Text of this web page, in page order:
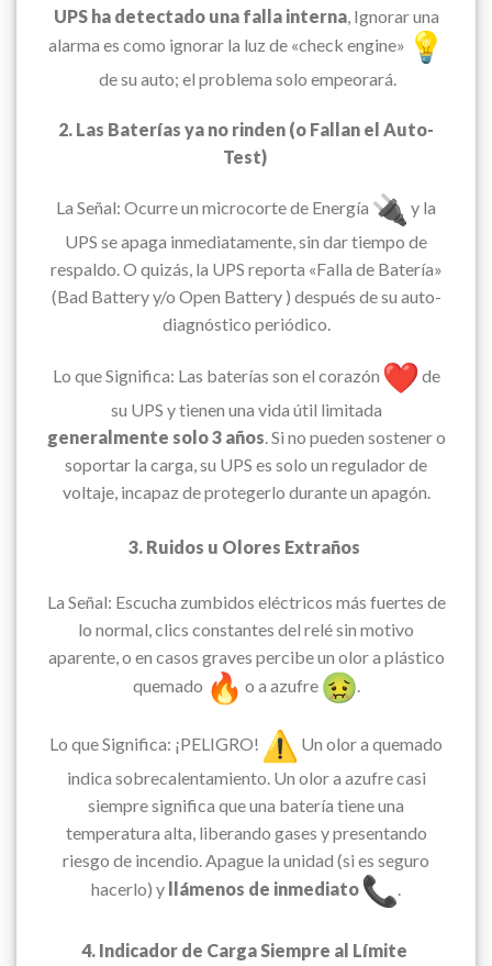
UPS ha detectado una falla interna, Ignorar una
alarma es como ignorar la luz de «check engine»
de su auto; el problema solo empeorará.
2. Las Baterías ya no rinden (o Fallan el Auto-
Test)
La Señal: Ocurre un microcorte de Energía
y la
UPS se apaga inmediatamente, sin dar tiempo de
respaldo. O quizás, la UPS reporta «Falla de Batería»
(Bad Battery y/o Open Battery ) después de su auto-
diagnóstico periódico.
Lo que Significa: Las baterías son el corazón
de
su UPS y tienen una vida útil limitada
generalmente solo 3 años. Si no pueden sostener o
soportar la carga, su UPS es solo un regulador de
voltaje, incapaz de protegerlo durante un apagón.
3. Ruidos u Olores Extraños
La Señal: Escucha zumbidos eléctricos más fuertes de
lo normal, clics constantes del relé sin motivo
aparente, o en casos graves percibe un olor a plástico
quemado
o a azufre .
Lo que Significa: ¡PELIGRO!
Un olor a quemado
indica sobrecalentamiento. Un olor a azufre casi
siempre significa que una batería tiene una
temperatura alta, liberando gases y presentando
riesgo de incendio. Apague la unidad (si es seguro
hacerlo) y llámenos de inmediato .
4. Indicador de Carga Siempre al Límite